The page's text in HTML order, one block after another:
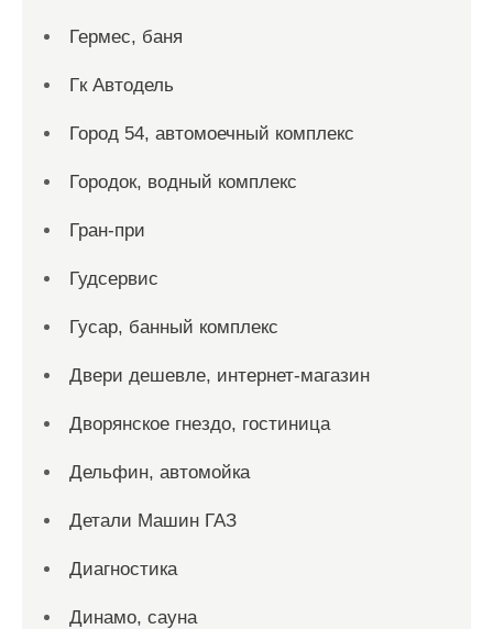
Гермес, баня
Гк Автодель
Город 54, автомоечный комплекс
Городок, водный комплекс
Гран-при
Гудсервис
Гусар, банный комплекс
Двери дешевле, интернет-магазин
Дворянское гнездо, гостиница
Дельфин, автомойка
Детали Машин ГАЗ
Диагностика
Динамо, сауна